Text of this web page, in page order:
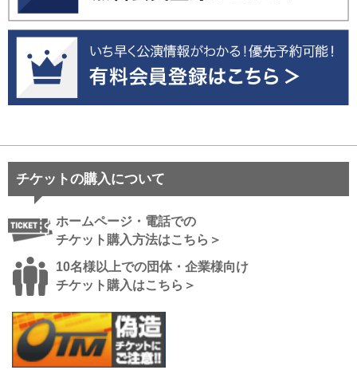
チケットの購入について
ホームページ・電話での
チケット購入方法はこちら＞
10名様以上での団体・企業様向け
チケット購入はこちら＞